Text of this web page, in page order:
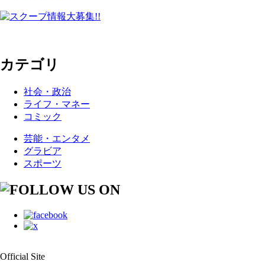
カテゴリ
社会・政治
ライフ・マネー
コミック
芸能・エンタメ
グラビア
スポーツ
Official Site